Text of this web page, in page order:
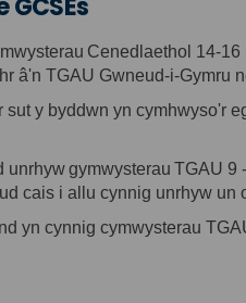
Cenedlaethol 14-16
â'n TGAU Gwneud-i-Gymru
suty byddwn yn cymhwyso'r
unrhywgymwysterau TGAU 9 -
cais i allu cynnig unrhywun
yn cynnig cymwysterau